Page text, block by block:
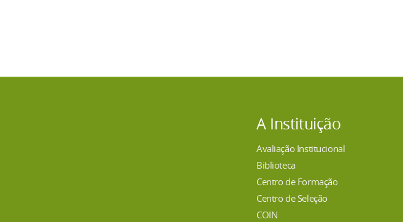
A Instituição
Avaliação Institucional
Biblioteca
Centro de Formação
Centro de Seleção
COIN